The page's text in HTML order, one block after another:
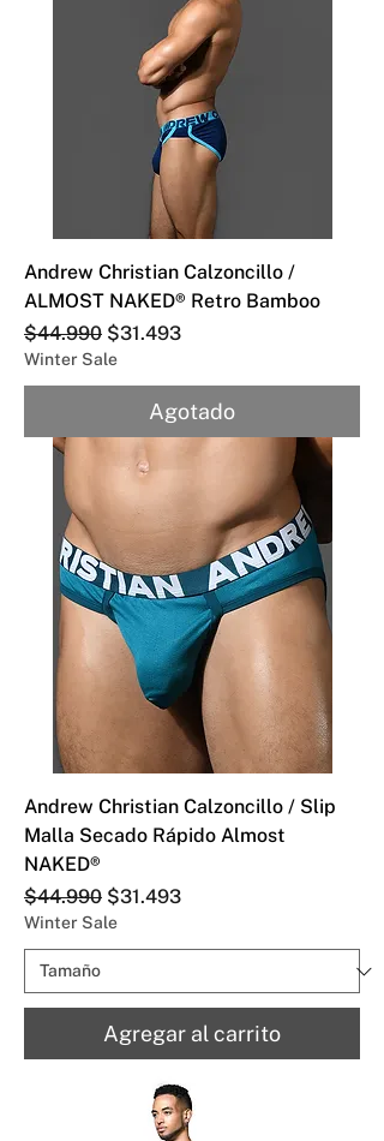
Andrew Christian Calzoncillo /
ALMOST NAKED® Retro Bamboo
Precio
$44.990 Precio de oferta
$31.493
Winter Sale
Agotado
Andrew Christian Calzoncillo / Slip
Malla Secado Rápido Almost
NAKED®
Precio
$44.990 Precio de oferta
$31.493
Winter Sale
Agregar al carrito